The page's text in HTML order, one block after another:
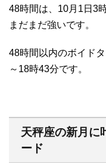
48時間は、10月1日3
まだまだ強いです。
48時間以内のボイド
～18時43分です。
天秤座の新月に
ード